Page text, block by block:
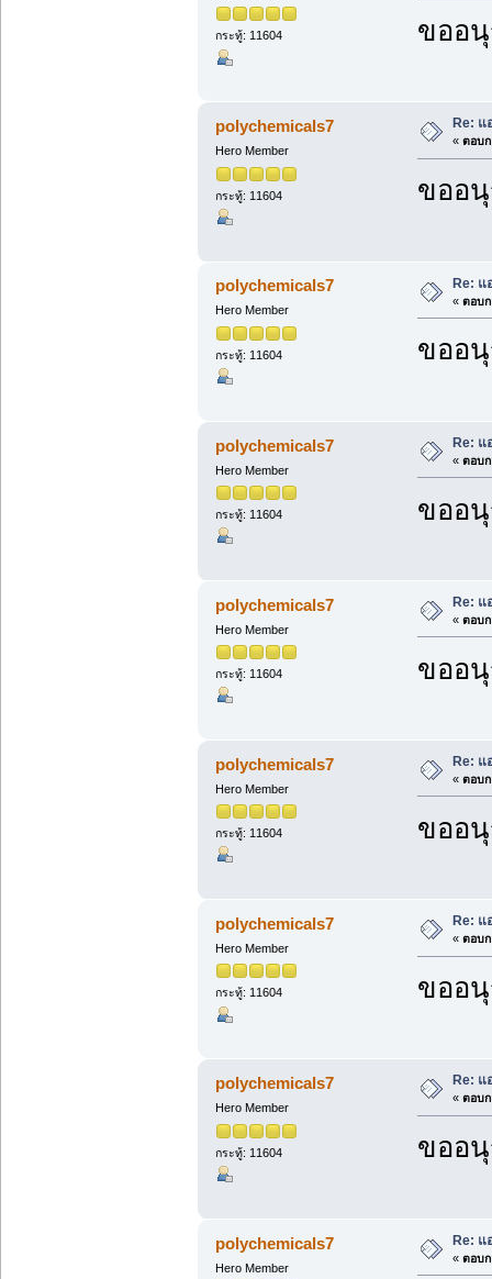
กระทู้: 11604 ขออ
polychemicals7
Hero Member
กระทู้: 11604
Re:
« ตอบก
ขออ
polychemicals7
Hero Member
กระทู้: 11604
Re: แ
« ตอบก
ขออ
polychemicals7
Hero Member
กระทู้: 11604
Re: แ
« ตอบก
ขออ
polychemicals7
Hero Member
กระทู้: 11604
Re: แ
« ตอบก
ขออ
polychemicals7
Hero Member
กระทู้: 11604
Re:
« ตอบก
ขออ
polychemicals7
Hero Member
กระทู้: 11604
Re:
« ตอบก
ขออ
polychemicals7
Hero Member
กระทู้: 11604
Re:
« ตอบก
ขออ
polychemicals7
Hero Member
Re: แ
« ตอบก